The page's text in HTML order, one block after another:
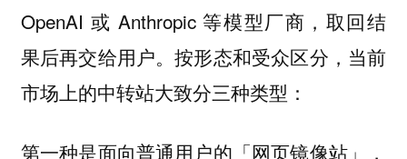
OpenAI 或 Anthropic 等模型厂商，取回结
果后再交给用户。按形态和受众区分，当前
市场上的中转站大致分三种类型：
第一种是面向普通用户的「网页镜像站」，